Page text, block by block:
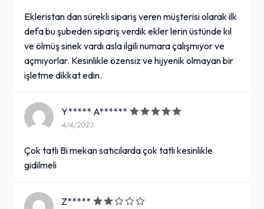
Ekleristan dan sürekli sipariş veren müşterisi olarak ilk
defa bu şubeden sipariş verdik ekler lerin üstünde kıl
ve ölmüş sinek vardı asla ilgili numara çalışmıyor ve
açmıyorlar. Kesinlikle özensiz ve hijyenik olmayan bir
işletme dikkat edin.
Y***** A******
4/4/2023
Çok tatlı Bi mekan satıcılarda çok tatlı kesinlikle
gidilmeli
Z*****